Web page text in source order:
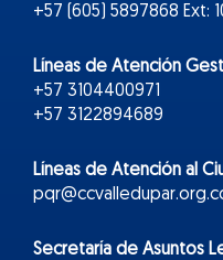
+57 (605) 5897868 Ext:
Líneas de Atención
+57 3104400971
+57 3122894689
Líneas de Atención al
Secretaría de Asuntos